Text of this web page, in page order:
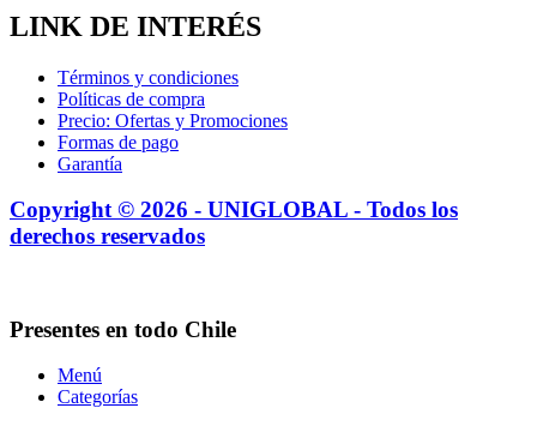
LINK DE INTERÉS
Términos y condiciones
Políticas de compra
Precio: Ofertas y Promociones
Formas de pago
Garantía
Copyright © 2026 - UNIGLOBAL - Todos los
derechos reservados
Presentes en todo Chile
Menú
Categorías